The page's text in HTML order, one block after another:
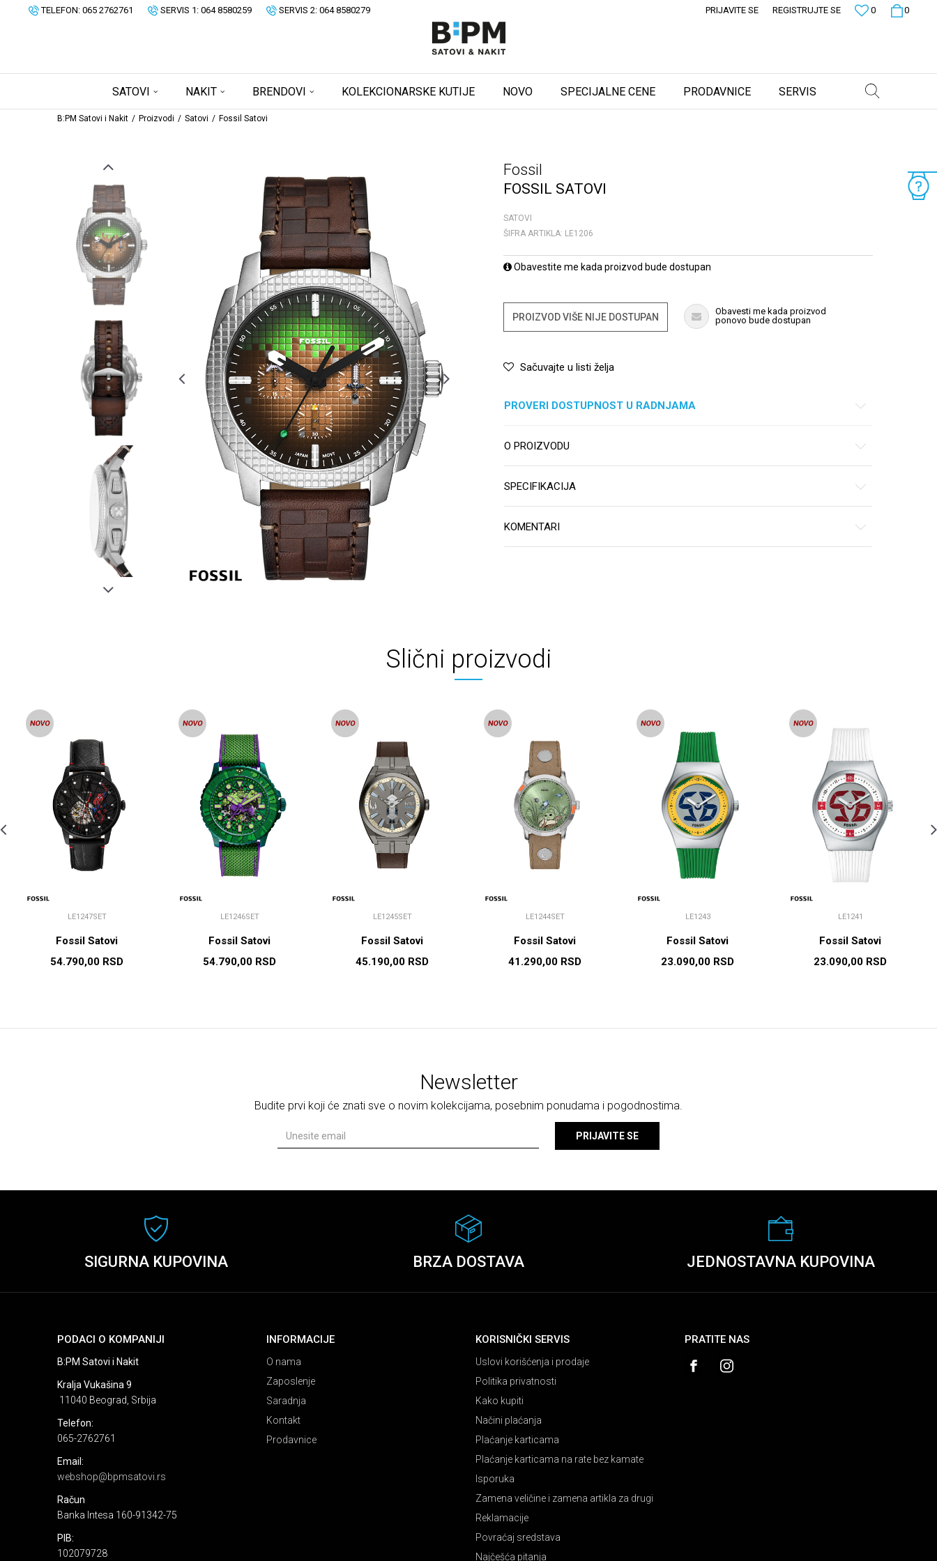
TELEFON: 065 2762761 SERVIS 1: 064 8580259 SERVIS 2: 064 8580279 0
0
PRIJAVITE SE REGISTRUJTE SE
SATOVI NAKIT BRENDOVI KOLEKCIONARSKE KUTIJE NOVO SPECIJALNE CENE PRODAVNICE SERVIS
B:PM Satovi i Nakit Proizvodi Satovi Fossil Satovi
Fossil
FOSSIL SATOVI
SATOVI
ŠIFRA ARTIKLA: LE1206
Obavestite me kada proizvod bude dostupan
PROIZVOD VIŠE NIJE DOSTUPAN
Obavesti me kada proizvod
ponovo bude dostupan
Sačuvajte u listi želja
PROVERI DOSTUPNOST U RADNJAMA
O PROIZVODU
SPECIFIKACIJA
KOMENTARI
Slični proizvodi
LE1247SET
Fossil Satovi
54.790,00 RSD
LE1246SET
Fossil Satovi
54.790,00 RSD
LE1245SET
Fossil Satovi
45.190,00 RSD
LE1244SET
Fossil Satovi
41.290,00 RSD
LE1243
Fossil Satovi
23.090,00 RSD
LE1241
Fossil Satovi
23.090,00 RSD
Newsletter
Budite prvi koji će znati sve o novim kolekcijama, posebnim ponudama i pogodnostima.
PRIJAVITE SE
SIGURNA KUPOVINA BRZA DOSTAVA JEDNOSTAVNA KUPOVINA
PODACI O KOMPANIJI
B:PM Satovi i Nakit
Kralja Vukašina 9
11040 Beograd, Srbija
Telefon:
065-2762761
Email:
webshop@bpmsatovi.rs
Račun
Banka Intesa 160-91342-75
PIB:
102079728
INFORMACIJE
O nama
Zaposlenje
Saradnja
Kontakt
Prodavnice
KORISNIČKI SERVIS
Uslovi korišćenja i prodaje
Politika privatnosti
Kako kupiti
Načini plaćanja
Plaćanje karticama
Plaćanje karticama na rate bez kamate
Isporuka
Zamena veličine i zamena artikla za drugi
Reklamacije
Povraćaj sredstava
Najčešća pitanja
PRATITE NAS